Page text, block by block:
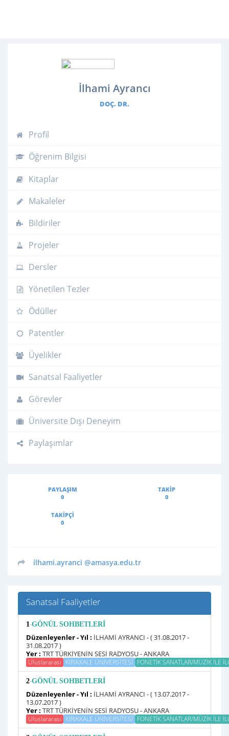
İlhami Ayrancı
DOÇ. DR.
Profil
Öğrenim Bilgisi
Kitaplar
Makaleler
Bildiriler
Projeler
Dersler
Yönetilen Tezler
Ödüller
Patentler
Üyelikler
Sanatsal Faaliyetler
Görevler
Üniversite Dışı Deneyim
Paylaşımlar
PAYLAŞIM
0
TAKIP
0
TAKIPÇI
0
ilhami.ayranci @amasya.edu.tr
Sanatsal Faaliyetler
1-GÖNÜL SOHBETLERİ
Düzenleyenler - Yıl : İLHAMİ AYRANCI - ( 31.08.2017 -
31.08.2017 )
Yer : TRT TÜRKİYENİN SESİ RADYOSU - ANKARA
Uluslararası KIRIKKALE ÜNİVERSİTESİ FONETİK SANATLAR/MÜZİK İLE
2-GÖNÜL SOHBETLERİ
Düzenleyenler - Yıl : İLHAMİ AYRANCI - ( 13.07.2017 -
13.07.2017 )
Yer : TRT TÜRKİYENİN SESİ RADYOSU - ANKARA
Uluslararası KIRIKKALE ÜNİVERSİTESİ FONETİK SANATLAR/MÜZİK İLE